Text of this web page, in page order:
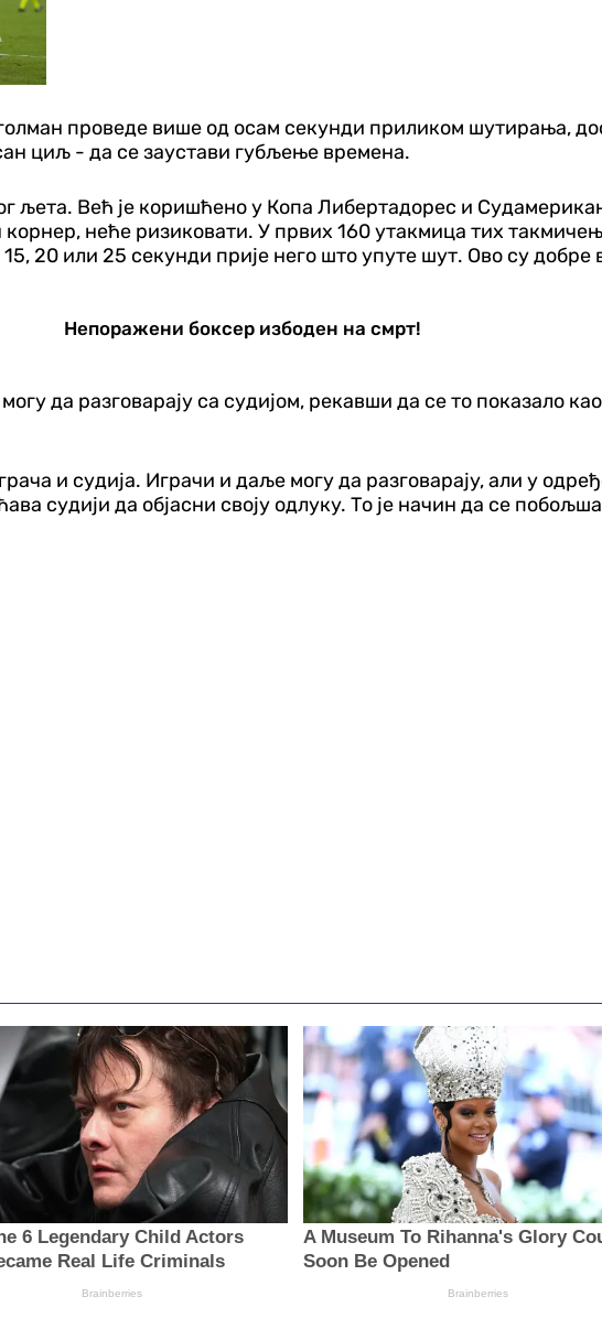
проведе више од осам секунди приликом шутирања,
циљ - да се заустави губљење времена.
љета. Већ је коришћено у Копа Либертадорес и
неће ризиковати. У првих 160 утакмица тих
20 или 25 секунди прије него што упуте шут. Ово су добре
Непоражени боксер избоден на смрт!
да разговарају са судијом, рекавши да се то показало
и судија. Играчи и даље могу да разговарају, али у
судији да објасни своју одлуку. То је начин да се